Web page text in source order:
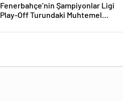
Fenerbahçe’nin Şampiyonlar Ligi
Play-Off Turundaki Muhtemel